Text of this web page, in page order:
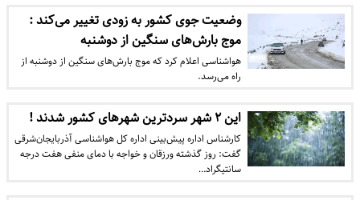
وضعیت جوی کشور به زودی تغییر می‌کند :
موج بارش‌های سنگین از دوشنبه
هواشناسی اعلام کرد که موج بارش‌های سنگین از دوشنبه از
راه می‌رسد.
این ۲ شهر سردترین شهرهای کشور شدند !
کارشناس اداره پیش‌بینی اداره کل هواشناسی آذربایجان‌شرقی
گفت: روز گذشته ورزقان و خواجه با دمای منفی هفت درجه
سانتیگراد…